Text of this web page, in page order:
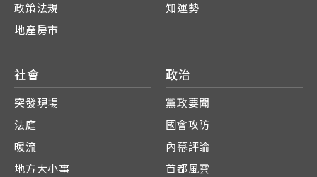
政策法規
地產房市
知運勢
社會
突發現場
法庭
暖流
地方大小事
政治
黨政要聞
國會攻防
內幕評論
首都風雲